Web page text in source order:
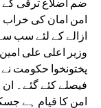
امن امان کی
ازالے کے لئے سب
وزیر اعلی علی
پختونخوا حکومت
فیصلے کئے گئے۔
امن کا قیام ہے